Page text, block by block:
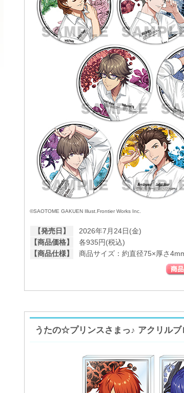
©SAOTOME GAKUEN Illust.Frontier Works Inc.
【発売日】
2026年7月24日(金)
【商品価格】
各935円(税込)
【商品仕様】
商品サイズ：約直径75×厚さ
うたの☆プリンスさまっ♪ アクリル